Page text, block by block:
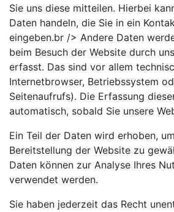
Sie uns diese mitteilen. Hierbei
Daten handeln, die Sie in ein
eingeben.br /> Andere Daten
beim Besuch der Website durch
erfasst. Das sind vor allem
Internetbrowser, Betriebssystem
Seitenaufrufs). Die Erfassung
automatisch, sobald Sie unsere
Ein Teil der Daten wird erhoben,
Bereitstellung der Website zu
Daten können zur Analyse Ihres
verwendet werden.
Sie haben jederzeit das Recht